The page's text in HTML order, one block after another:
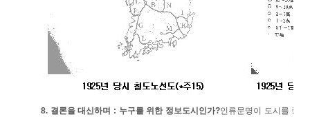
8. 결론을 대신하며 : 누구를 위한 정보도시인가?인류문명이 도시를 중